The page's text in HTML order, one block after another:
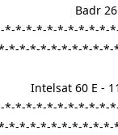
Badr
*-*-*-*-*-*-*-*-*-*-
*-*-*-*-*-*-*-*-*-
*-*-*-*-*-*-*-*-*-*-
*-*-*-*-*-*-*-*-*-